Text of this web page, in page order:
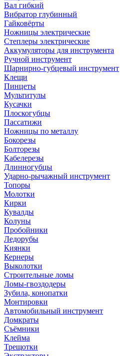
Вал гибкий
Вибратор глубинный
Гайковёрты
Ножницы электрические
Степлеры электрические
Аккумуляторы для инструмента
Ручной инструмент
Шарнирно-губцевый инструмент
Клещи
Пинцеты
Мультитулы
Кусачки
Плоскогубцы
Пассатижи
Ножницы по металлу
Бокорезы
Болторезы
Кабелерезы
Длинногубцы
Ударно-рычажный инструмент
Топоры
Молотки
Кирки
Кувалды
Колуны
Пробойники
Ледорубы
Киянки
Кернеры
Выколотки
Строительные ломы
Ломы-гвоздодеры
Зубила, конопатки
Монтировки
Автомобильный инструмент
Домкраты
Съёмники
Клейма
Трещотки